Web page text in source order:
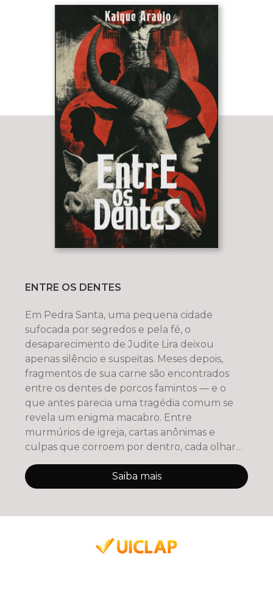
ENTRE OS DENTES
Em Pedra Santa, uma pequena cidade
sufocada por segredos e pela fé, o
desaparecimento de Judite Lira deixou
apenas silêncio e suspeitas. Meses depois,
fragmentos de sua carne são encontrados
entre os dentes de porcos famintos — e o
que antes parecia uma tragédia comum se
revela um enigma macabro. Entre
murmúrios de igreja, cartas anônimas e
culpas que corroem por dentro, cada olhar
carrega uma ve
Saiba mais